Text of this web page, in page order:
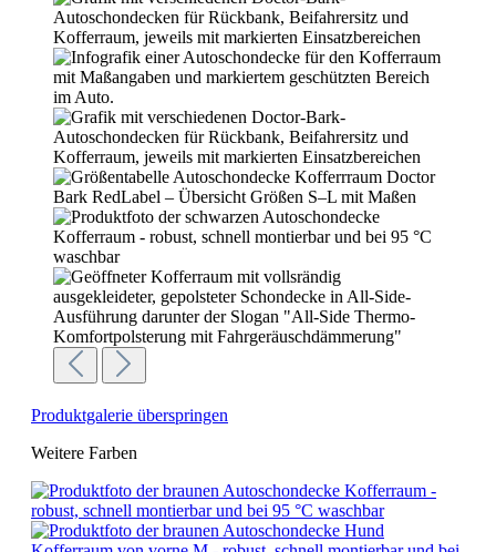
Produktgalerie überspringen
Weitere Farben